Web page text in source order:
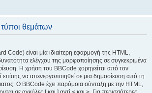
θεμάτων
είναι μία ιδιαίτερη εφαρμογή της HTML,
ελέγχου της μορφοποίησης σε συγκεκριμένα
Η χρήση του BBCode χορηγείται από τον
επίσης να απενεργοποιηθεί σε μια δημοσίευση από τη
Ο BBCode έχει παρόμοια σύνταξη με την HTML,